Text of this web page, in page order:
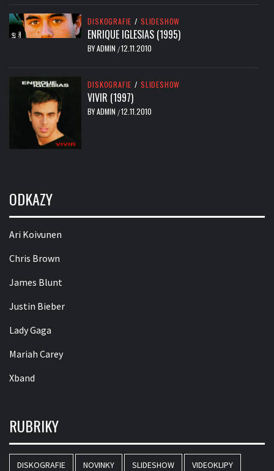
DISKOGRAFIE / SLIDESHOW
ENRIQUE IGLESIAS (1995)
BYADMIN /12.11.2010
DISKOGRAFIE / SLIDESHOW
VIVIR (1997)
BYADMIN /12.11.2010
ODKAZY
Ari Koivunen
Chris Brown
James Blunt
Justin Bieber
Lady Gaga
Mariah Carey
Xband
RUBRIKY
DISKOGRAFIE NOVINKY SLIDESHOW VIDEOKLIPY